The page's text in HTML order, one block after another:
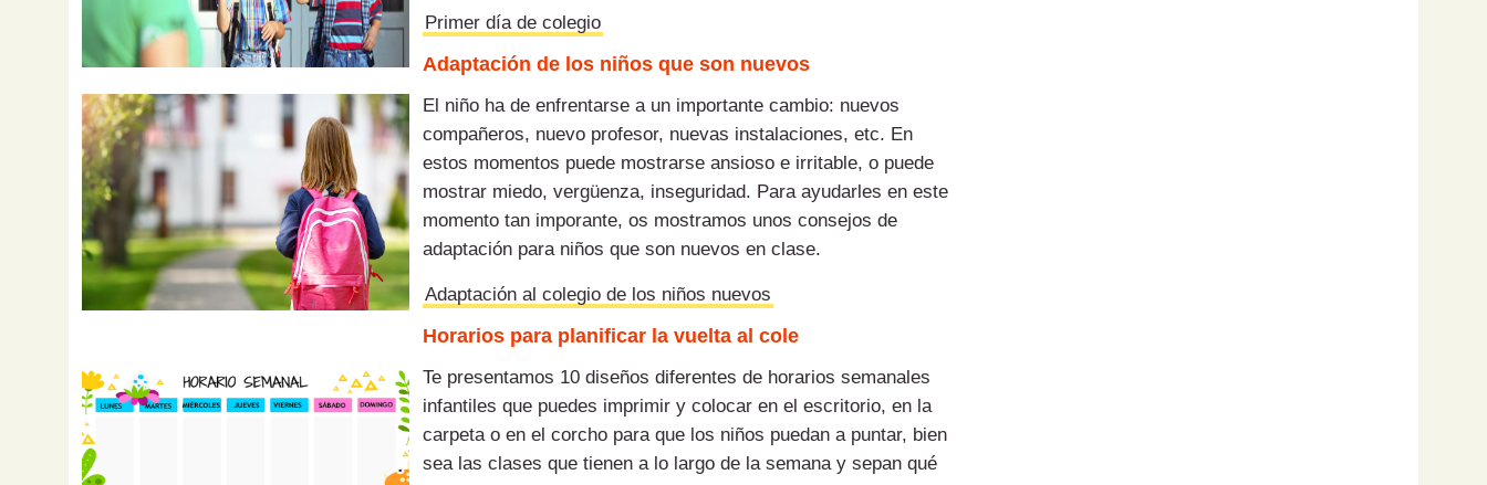
Primer día de colegio
Adaptación de los niños que son nuevos
El niño ha de enfrentarse a un importante cambio: nuevos
compañeros, nuevo profesor, nuevas instalaciones, etc. En
estos momentos puede mostrarse ansioso e irritable, o puede
mostrar miedo, vergüenza, inseguridad. Para ayudarles en este
momento tan imporante, os mostramos unos consejos de
adaptación para niños que son nuevos en clase.
Adaptación al colegio de los niños nuevos
Horarios para planificar la vuelta al cole
Te presentamos 10 diseños diferentes de horarios semanales
infantiles que puedes imprimir y colocar en el escritorio, en la
carpeta o en el corcho para que los niños puedan a puntar, bien
sea las clases que tienen a lo largo de la semana y sepan qué